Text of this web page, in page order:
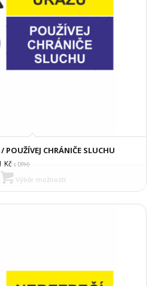
POUŽÍVEJ CHRÁNIČE SLUCHU
Kčs DPH)
Výběr možností